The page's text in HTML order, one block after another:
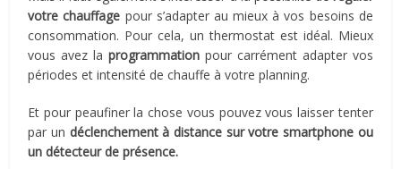
votre chauffage pour s’adapter au mieux à vos besoins de
consommation. Pour cela, un thermostat est idéal. Mieux
vous avez laprogrammation pour carrément adapter vos
périodes et intensité de chauffe à votre planning.
Et pour peaufiner la chose vous pouvez vous laisser tenter
par un déclenchement à distance sur votre smartphone ou
un détecteur de présence.